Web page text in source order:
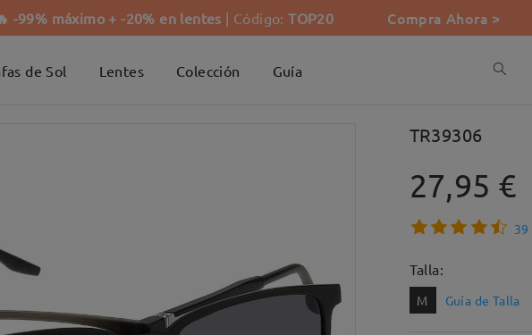
-99% máximo + -20% en lentes | Código:TOP20 Compra Ahora >
de Sol Lentes Colección Guía
TR39306
27,95 €
Talla:
M Guía de Talla